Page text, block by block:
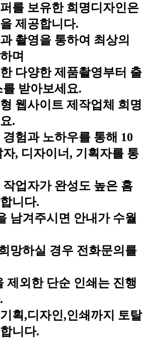
를 보유한 희명디자인은
제공합니다.
촬영을 통하여 최상의
며
다양한 제품촬영부터 출
받아보세요.
웹사이트 제작업체 희명
.
험과 노하우를 통해 10
, 디자이너, 기획자를 통
업자가 완성도 높은 홈
니다.
남겨주시면 안내가 수월
망하실 경우 전화문의를
제외한 단순 인쇄는 진행
획,디자인,인쇄까지 토탈
니다.